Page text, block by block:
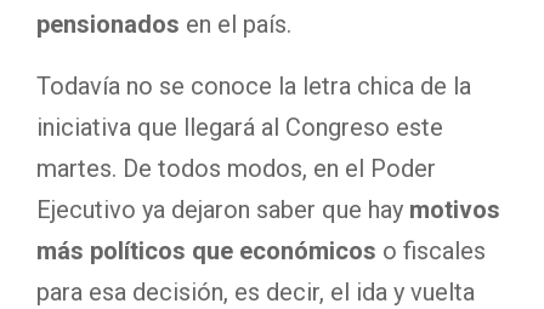
pensionados en el país.
Todavía no se conoce la letra chica de la
iniciativa que llegará al Congreso este
martes. De todos modos, en el Poder
Ejecutivo ya dejaron saber que hay motivos
más políticos que económicos o fiscales
para esa decisión, es decir, el ida y vuelta